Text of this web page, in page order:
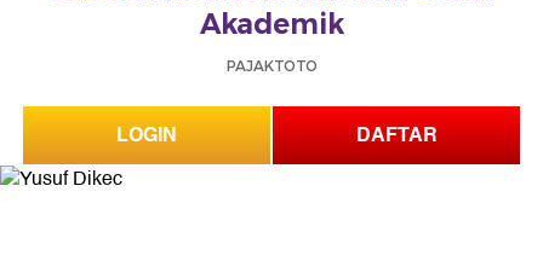
Akademik
PAJAKTOTO
LOGIN DAFTAR